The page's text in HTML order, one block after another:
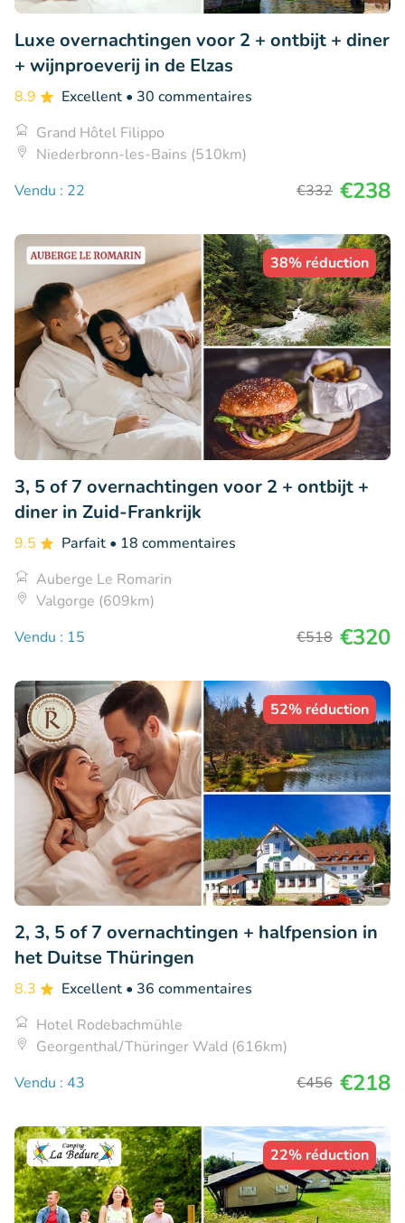
Luxe overnachtingen voor 2 + ontbijt + diner
+ wijnproeverij in de Elzas
8.9 Excellent • 30 commentaires
Grand Hôtel Filippo
Niederbronn-les-Bains (510km)
Vendu : 22
€332 €238
38% réduction
3, 5 of 7 overnachtingen voor 2 + ontbijt +
diner in Zuid-Frankrijk
9.5 Parfait • 18 commentaires
Auberge Le Romarin
Valgorge (609km)
Vendu : 15
€518 €320
52% réduction
2, 3, 5 of 7 overnachtingen + halfpension in
het Duitse Thüringen
8.3 Excellent • 36 commentaires
Hotel Rodebachmühle
Georgenthal/Thüringer Wald (616km)
Vendu : 43
€456 €218
22% réduction